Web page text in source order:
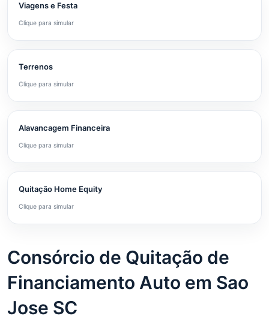
Viagens e Festa
Clique para simular
Terrenos
Clique para simular
Alavancagem Financeira
Clique para simular
Quitação Home Equity
Clique para simular
Consórcio de Quitação de
Financiamento Auto em Sao
Jose SC